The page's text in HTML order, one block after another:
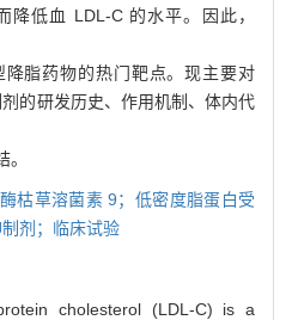
低血 LDL-C 的水平。因此，
脂药物的热门靶点。现主要对
的研发历史、作用机制、体内代
枯草溶菌素 9；低密度脂蛋白受
剂；临床试验
cholesterol (LDL-C) is a